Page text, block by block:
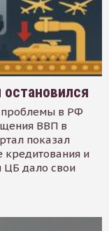
проблемы в РФ
ВВП в
показал
кредитования и
ЦБ дало свои